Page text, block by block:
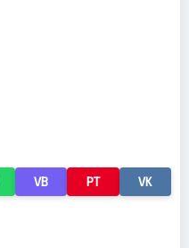
VB PT VK